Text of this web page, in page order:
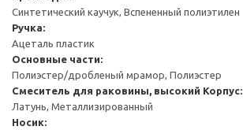
Синтетический каучук, Вспененный полиэтилен
Ручка:
Ацеталь пластик
Основные части:
Полиэстер/дробленый мрамор, Полиэстер
Смеситель для раковины, высокий Корпус:
Латунь, Металлизированный
Носик: